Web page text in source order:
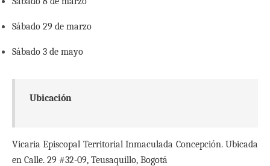
Sábado 29 de marzo
Sábado 3 de mayo
Ubicación
Vicaria Episcopal Territorial Inmaculada Concepción. Ubicada
en Calle. 29 #32-09, Teusaquillo, Bogotá